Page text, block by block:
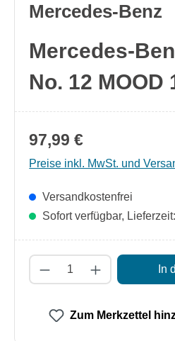
Mercedes-Benz
Mercedes-
No. 12 MOOD
97,99 €
Preise inkl. MwSt. und
Versandkostenfrei
Sofort verfügbar,
Produkt Anzahl: In
Zum Merkzettel